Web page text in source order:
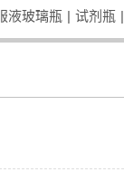
液玻璃瓶 | 试剂瓶 |